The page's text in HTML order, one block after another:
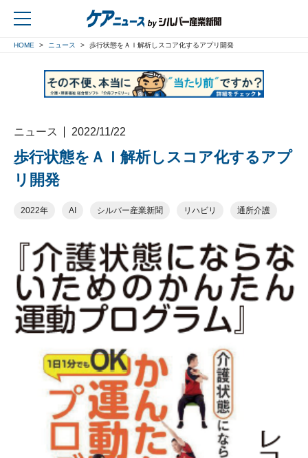
HOME ニュース 歩行状態をＡＩ解析しスコア化するアプリ開発
ニュース 2022/11/22
歩行状態をＡＩ解析しスコア化するアプ
リ開発
2022年 AI シルバー産業新聞 リハビリ 通所介護